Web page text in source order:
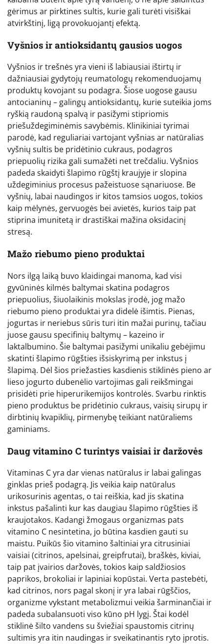
gėrimus ar pirktines sultis, kurie gali turėti visiškai
atvirkštinį, ligą provokuojantį efektą.
Vyšnios ir antioksidantų gausios uogos
Vyšnios ir trešnės yra vieni iš labiausiai ištirtų ir
dažniausiai gydytojų reumatologų rekomenduojamų
produktų kovojant su podagra. Šiose uogose gausu
antocianinų – galingų antioksidantų, kurie suteikia joms
ryškią raudoną spalvą ir pasižymi stipriomis
priešuždegiminėmis savybėmis. Klinikiniai tyrimai
parodė, kad reguliariai vartojant vyšnias ar natūralias
vyšnių sultis be pridėtinio cukraus, podagros
priepuolių rizika gali sumažėti net trečdaliu. Vyšnios
padeda skaidyti šlapimo rūgštį kraujyje ir slopina
uždegiminius procesus pažeistuose sąnariuose. Be
vyšnių, labai naudingos ir kitos tamsios uogos, tokios
kaip mėlynės, gervuogės bei avietės, kurios taip pat
stiprina imunitetą ir drastiškai mažina oksidacinį
stresą.
Mažo riebumo pieno produktai
Nors ilgą laiką buvo klaidingai manoma, kad visi
gyvūninės kilmės baltymai skatina podagros
priepuolius, šiuolaikinis mokslas įrodė, jog mažo
riebumo pieno produktai yra didelė išimtis. Pienas,
jogurtas ir neriebus sūris turi itin mažai purinų, tačiau
juose gausu specifinių baltymų – kazeino ir
laktalbumino. Šie baltymai pasižymi unikaliu gebėjimu
skatinti šlapimo rūgšties išsiskyrimą per inkstus į
šlapimą. Dėl šios priežasties kasdienis stiklinės pieno ar
lieso jogurto dubenėlio vartojimas gali reikšmingai
prisidėti prie hiperurikemijos kontrolės. Svarbu rinktis
pieno produktus be pridėtinio cukraus, vaisių sirupų ir
dirbtinių kvapiklių, pirmenybę teikiant natūraliems
gaminiams.
Daug vitamino C turintys vaisiai ir daržovės
Vitaminas C yra dar vienas natūralus ir labai galingas
ginklas prieš podagrą. Jis veikia kaip natūralus
urikosurinis agentas, o tai reiškia, kad jis skatina
inkstus pašalinti kur kas daugiau šlapimo rūgšties iš
kraujotakos. Kadangi žmogaus organizmas pats
vitamino C nesintetina, jo būtina kasdien gauti su
maistu. Puikūs šio vitamino šaltiniai yra citrusiniai
vaisiai (citrinos, apelsinai, greipfrutai), braškės, kiviai,
taip pat įvairios daržovės, tokios kaip saldžiosios
paprikos, brokoliai ir lapiniai kopūstai. Verta pastebėti,
kad citrinos, nors pagal skonį ir yra labai rūgščios,
organizme vykstant metabolizmui veikia šarminančiai ir
padeda subalansuoti viso kūno pH lygį. Štai kodėl
stiklinė šilto vandens su šviežiai spaustomis citrinų
sultimis yra itin naudingas ir sveikatinantis ryto įprotis.